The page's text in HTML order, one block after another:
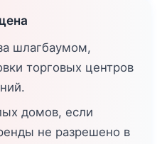
шлагбаумом,
торговых центров
домов, если
не разрешено в